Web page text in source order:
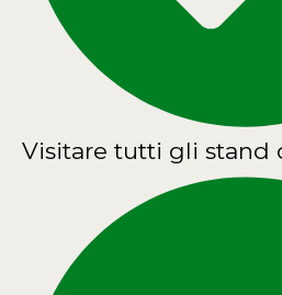
Visitare tutti gli stand